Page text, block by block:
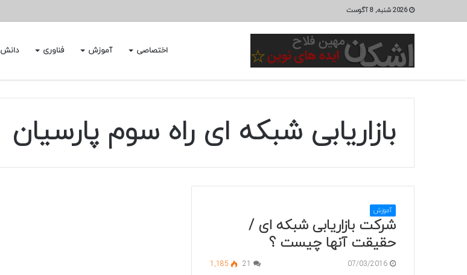
2026 شنبه, 8 آگوست
اختصاصی آموزش فناوری دانش
بازاریابی شبکه ای راه سوم پارسیان
آموزش
شرکت بازاریابی شبکه ای /
حقیقت آنها چیست ؟
07/03/2016
21
1,185